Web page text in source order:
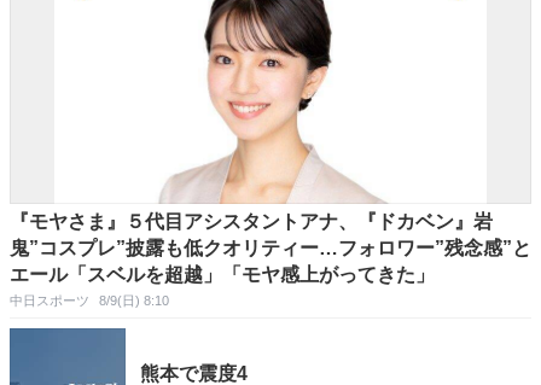
『モヤさま』５代目アシスタントアナ、『ドカベン』岩
鬼”コスプレ”披露も低クオリティー…フォロワー”残念感”と
エール「スベルを超越」「モヤ感上がってきた」
中日スポーツ 8/9(日) 8:10
熊本で震度4